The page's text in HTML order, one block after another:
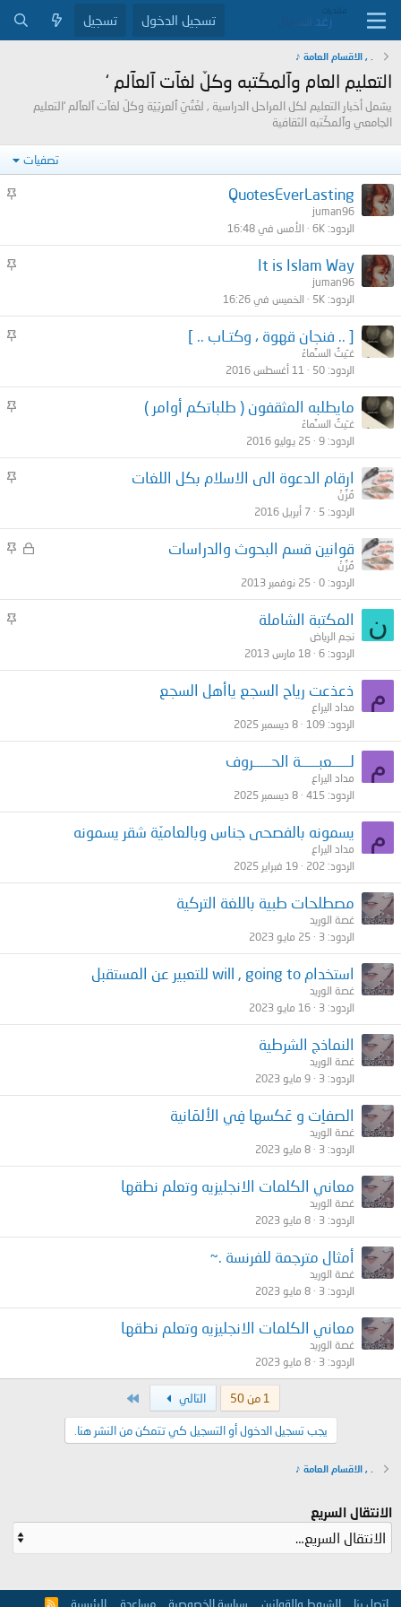
تسجيل الدخول تسجيل
. , الاقسام العامة ♪
التعليم العام وآلمكَتبه وكلّ لغآت آلعآلم ‘
يشمل أخبار التعليم لكل المراحل الدراسية , لغّتُيّ ٱلعربّيّة وكلّ لغآت آلعآلم ‘التعليم
الجامعي وآلمكَتبه الثقافية
تصفيات
م
QuotesEverLasting
juman96
الردود 6K الأمس في 16:48
م
It is Islam Way
juman96
الردود 5K الخميس في 16:26
م
[ .. فنجان قهوة ، وكتـاب .. ]
غـَيثُ السـَّماءْ
الردود 50 11 أغسطس 2016
م
مايطلبه المثقفون ( طلباتكم أوامر )
غـَيثُ السـَّماءْ
الردود 9 25 يوليو 2016
م
ارقام الدعوة الى الاسلام بكل اللغات
مُزُنْ
الردود 5 7 أبريل 2016
م
ق
م
قوانين قسم البحوث والدراسات
مُزُنْ
الردود 0 25 نوفمبر 2013
ن
م
المكتبة الشاملة
نجم الرياض
الردود 6 18 مارس 2013
م ذعذعت رياح السجع ياأهل السجع
مداد اليراع
الردود 109 8 ديسمبر 2025
م لـــــعبـــــة الحـــــروف
مداد اليراع
الردود 415 8 ديسمبر 2025
م يسمونه بالفصحى جناس وبالعاميّة شقر يسمونه
مداد اليراع
الردود 202 19 فبراير 2025
مصطلحات طبية باللغة التركية
غصة الوريد
الردود 3 25 مايو 2023
استخدام will , going to للتعبير عن المستقبل
غصة الوريد
الردود 3 16 مايو 2023
النماذج الشرطية
غصة الوريد
الردود 3 9 مايو 2023
الصفاِت و عَكسها فِي الألمَانية
غصة الوريد
الردود 3 8 مايو 2023
معاني الكلمات الانجليزيه وتعلم نطقها
غصة الوريد
الردود 3 8 مايو 2023
أمثال مترجمة للفرنسة .~
غصة الوريد
الردود 3 8 مايو 2023
معاني الكلمات الانجليزيه وتعلم نطقها
غصة الوريد
الردود 3 8 مايو 2023
1 من 50 التالي
يجب تسجيل الدخول أو التسجيل كي تتمكن من النشر هنا.
. , الاقسام العامة ♪
الانتقال السريع
إتصل بنا الشروط والقوانين سياسة الخصوصية مساعدة الرئيسية R